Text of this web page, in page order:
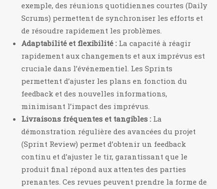
exemple, des réunions quotidiennes courtes (Daily
Scrums) permettent de synchroniser les efforts et
de résoudre rapidement les problèmes.
Adaptabilité et flexibilité : La capacité à réagir
rapidement aux changements et aux imprévus est
cruciale dans l’événementiel. Les Sprints
permettent d’ajuster les plans en fonction du
feedback et des nouvelles informations,
minimisant l’impact des imprévus.
Livraisons fréquentes et tangibles : La
démonstration régulière des avancées du projet
(Sprint Review) permet d’obtenir un feedback
continu et d’ajuster le tir, garantissant que le
produit final répond aux attentes des parties
prenantes. Ces revues peuvent prendre la forme de